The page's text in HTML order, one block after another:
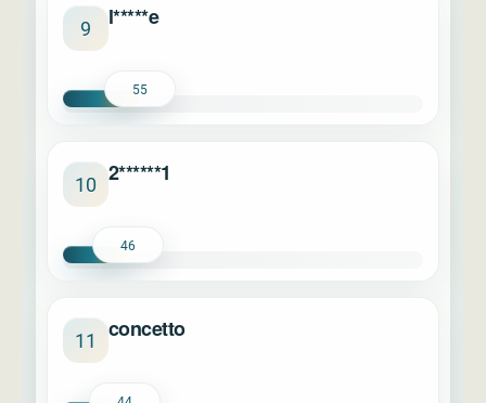
9 l*****e
55
10 2******1
46
11 concetto